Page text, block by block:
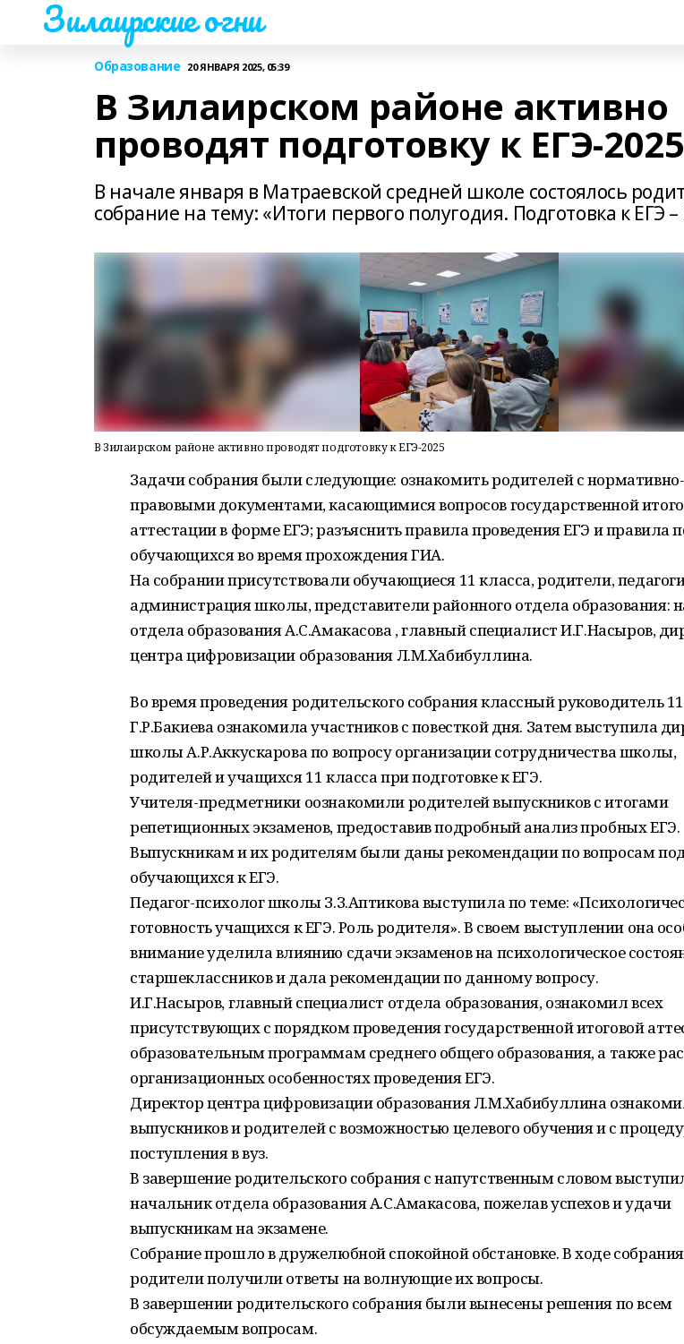
Зилаирские огни
Образование 20 ЯНВАРЯ 2025, 05:39
В Зилаирском районе активно
проводят подготовку к ЕГЭ-2025
В начале января в Матраевской средней школе состоялось
собрание на тему: «Итоги первого полугодия. Подготовка к ЕГЭ –
В Зилаирском районе активно проводят подготовку к ЕГЭ-2025
Задачи собрания были следующие: ознакомить родителей с нормативно-
правовыми документами, касающимися вопросов государственной
аттестации в форме ЕГЭ; разъяснить правила проведения ЕГЭ и правила
обучающихся во время прохождения ГИА.
На собрании присутствовали обучающиеся 11 класса, родители,
администрация школы, представители районного отдела образования:
отдела образования А.С.Амакасова , главный специалист И.Г.Насыров,
центра цифровизации образования Л.М.Хабибуллина.
Во время проведения родительского собрания классный руководитель
Г.Р.Бакиева ознакомила участников с повесткой дня. Затем выступила
школы А.Р.Аккускарова по вопросу организации сотрудничества школы,
родителей и учащихся 11 класса при подготовке к ЕГЭ.
Учителя-предметники оознакомили родителей выпускников с итогами
репетиционных экзаменов, предоставив подробный анализ пробных ЕГЭ.
Выпускникам и их родителям были даны рекомендации по вопросам
обучающихся к ЕГЭ.
Педагог-психолог школы З.З.Аптикова выступила по теме:
готовность учащихся к ЕГЭ. Роль родителя». В своем выступлении она
внимание уделила влиянию сдачи экзаменов на психологическое
старшеклассников и дала рекомендации по данному вопросу.
И.Г.Насыров, главный специалист отдела образования, ознакомил всех
присутствующих с порядком проведения государственной итоговой
образовательным программам среднего общего образования, а также
организационных особенностях проведения ЕГЭ.
Директор центра цифровизации образования Л.М.Хабибуллина
выпускников и родителей с возможностью целевого обучения и с
поступления в вуз.
В завершение родительского собрания с напутственным словом
начальник отдела образования А.С.Амакасова, пожелав успехов и удачи
выпускникам на экзамене.
Собрание прошло в дружелюбной спокойной обстановке. В ходе собрания
родители получили ответы на волнующие их вопросы.
В завершении родительского собрания были вынесены решения по всем
обсуждаемым вопросам.